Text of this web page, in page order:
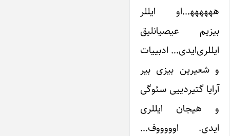
هههههه‍…او ایللر
بیزیم عیصیانلیق
ایللری‌ایدی… ادبییات
و شعیرین بیزی بیر
آرایا گتیردییی سئوگی
و هیجان ایللری
ایدی. اوووووف…